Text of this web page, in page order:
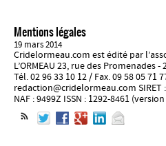
Mentions légales
19 mars 2014
Cridelormeau.com est édité par
L’ORMEAU 23, rue des Promenades -
Tél. 02 96 33 10 12 / Fax. 09 58 05 71
redaction@cridelormeau.com SIRET
NAF : 9499Z ISSN : 1292-8461 (version